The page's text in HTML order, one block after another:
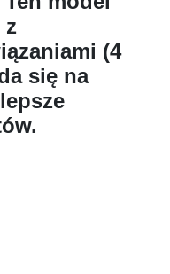
z
(4
się na